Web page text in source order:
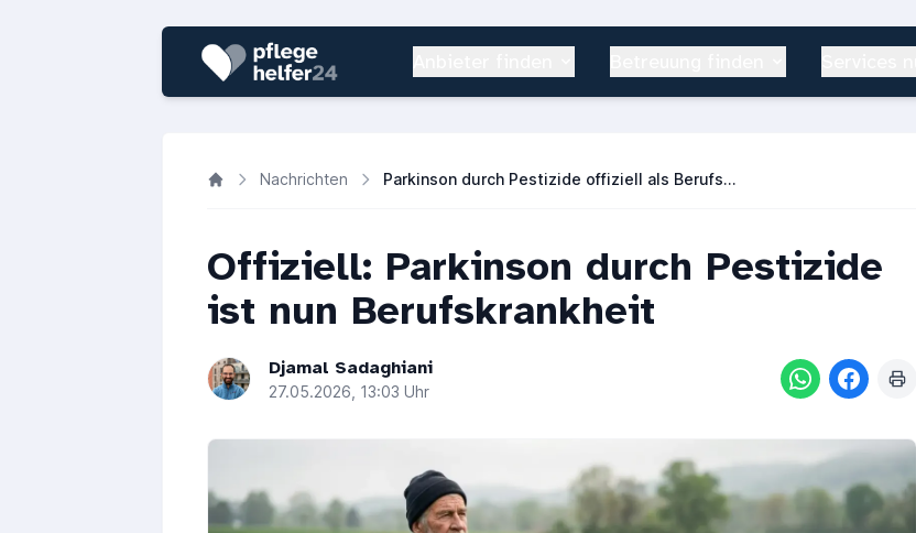
Nachrichten Parkinson durch Pestizide offiziell als Berufskrankheit anerkannt
Offiziell: Parkinson durch Pestizide
ist nun Berufskrankheit
Djamal Sadaghiani
27.05.2026, 13:03 Uhr